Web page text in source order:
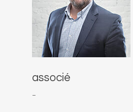
associé
–